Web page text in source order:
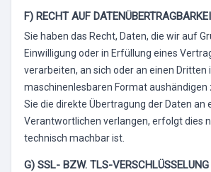
F) RECHT AUF
Sie haben das Recht, Daten, die wir auf
Einwilligung oder in Erfüllung eines
verarbeiten, an sich oder an einen Dritten
maschinenlesbaren Format aushändigen
Sie die direkte Übertragung der Daten an
Verantwortlichen verlangen, erfolgt dies
technisch machbar ist.
G) SSL- BZW. TLS-VERSCHLÜSSELUNG